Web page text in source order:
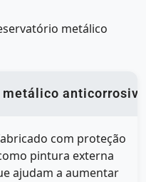
metálico
metálico
com proteção
pintura externa
ajudam a aumentar